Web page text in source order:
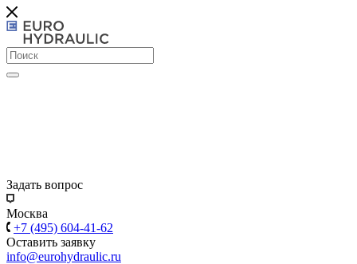
Задать вопрос
Москва
+7 (495) 604-41-62
Оставить заявку
info@eurohydraulic.ru